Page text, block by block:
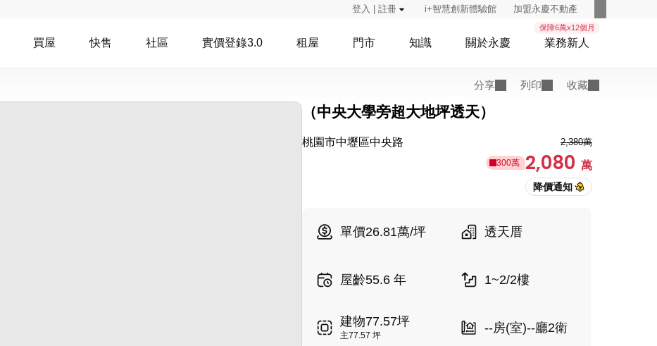
登入 | 註冊 i+智慧創新體驗館 加盟永慶不動產
買屋 快售 社區 實價登錄3.0 租屋 門市 知識 關於永慶
保障6萬x12個月
業務新人
分享 列印 收藏
（中央大學旁超大地坪透天）
桃園市中壢區中央路 2,380萬
300萬 2,080 萬
單價26.81萬/坪 透天厝
屋齡55.6 年 1~2/2樓
建物77.57坪
主77.57 坪
--房(室)--廳2衛